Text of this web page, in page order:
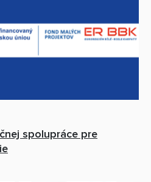
spolupráce pre